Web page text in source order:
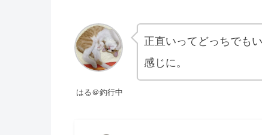
はる＠釣行中
正直いってどっちでも
感じに。